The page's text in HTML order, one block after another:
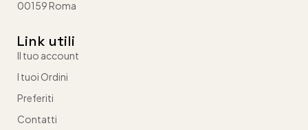
00159 Roma
Link utili
Il tuo account
I tuoi Ordini
Preferiti
Contatti